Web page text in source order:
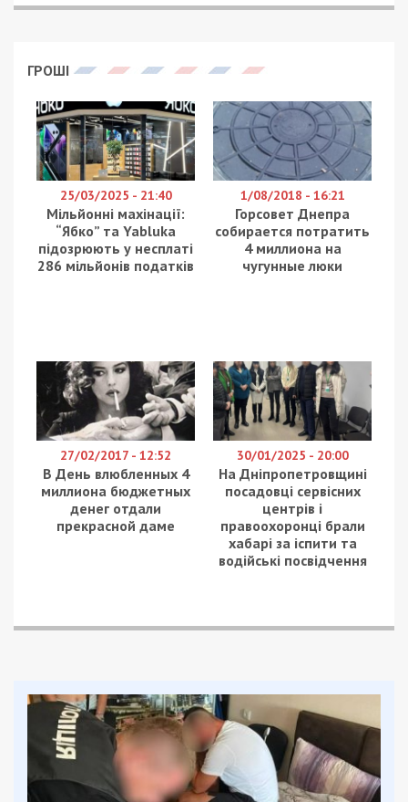
ГРОШІ
25/03/2025 - 21:40
Мільйонні махінації:
“Ябко” та Yabluka
підозрюють у несплаті
286 мільйонів податків
1/08/2018 - 16:21
Горсовет Днепра
собирается потратить
4 миллиона на
чугунные люки
27/02/2017 - 12:52
В День влюбленных 4
миллиона бюджетных
денег отдали
прекрасной даме
30/01/2025 - 20:00
На Дніпропетровщині
посадовці сервісних
центрів і
правоохоронці брали
хабарі за іспити та
водійські посвідчення